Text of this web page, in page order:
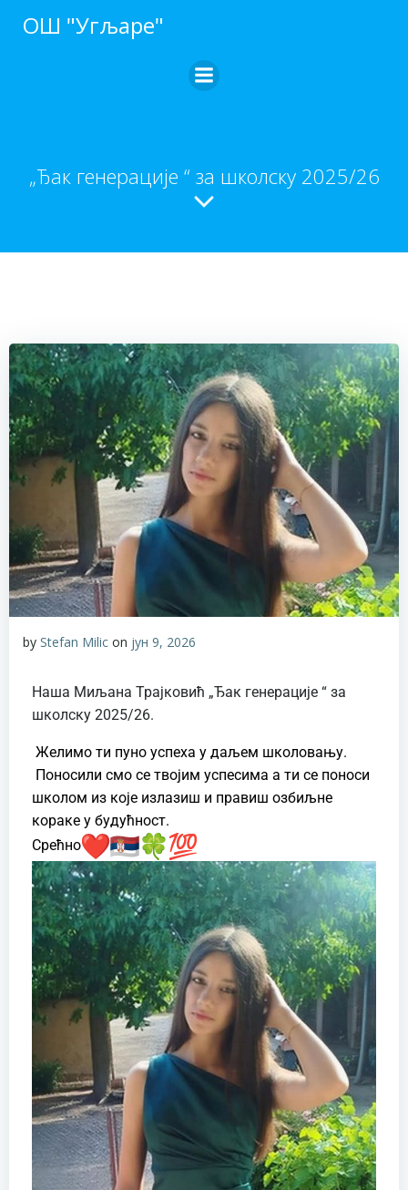
ОШ "Угљаре"
„Ђак генерације “ за школску 2025/26
by Stefan Milic on јун 9, 2026
Наша Миљана Трајковић „Ђак генерације “ за
школску 2025/26.
Желимо ти пуно успеха у даљем школовању.
Поносили смо се твојим успесима а ти се поноси
школом из које излазиш и правиш озбиљне
кораке у будућност.
Срећно